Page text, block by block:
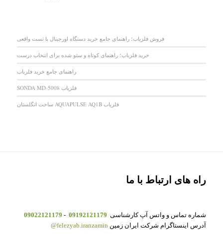
فروش فلزیاب؛ راهنمای جامع خرید دستگاه اورجینال با تست واقعی
خرید فلزیاب؛ راهنمای کوتاه و سئو شده برای انتخاب درست
راهنمای جامع خرید فلزیاب
فلزیاب SONDA MD-5008
فلزیاب AQUAPULSE AQ1B ساخت انگلستان
راه های ارتباط با ما
شماره تماس و واتس آپ کارشناسی 09192121179
-
09022121179
آدرس اینستاگرام شرکت ایران زمین felezyab.iranzamin@